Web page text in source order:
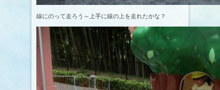
線にのって走ろう～上手に線の上を走れたかな？